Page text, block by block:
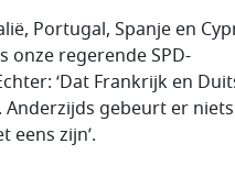
Portugal, Spanje en
onze regerende SPD-
‘Dat Frankrijk en
gebeurt er
eens zijn’.